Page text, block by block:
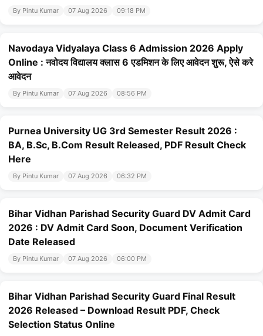
By Pintu Kumar 07 Aug 2026 09:18 PM
Navodaya Vidyalaya Class 6 Admission 2026 Apply
Online : नवोदय विद्यालय क्लास 6 एडमिशन के लिए आवेदन शुरू, ऐसे करे
आवेदन
By Pintu Kumar 07 Aug 2026 08:56 PM
Purnea University UG 3rd Semester Result 2026 :
BA, B.Sc, B.Com Result Released, PDF Result Check
Here
By Pintu Kumar 07 Aug 2026 06:32 PM
Bihar Vidhan Parishad Security Guard DV Admit Card
2026 : DV Admit Card Soon, Document Verification
Date Released
By Pintu Kumar 07 Aug 2026 06:00 PM
Bihar Vidhan Parishad Security Guard Final Result
2026 Released – Download Result PDF, Check
Selection Status Online